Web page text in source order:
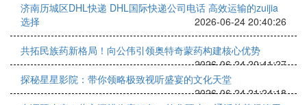
济南历城区DHL快递 DHL国际快递公司电话 高效运输的zuijia
选择
2026-06-24 20:40:26
共拓民族药新格局！向公伟引领奥特奇蒙药构建核心优势
2026-06-24 20:41:27
探秘星星影院：带你领略极致视听盛宴的文化天堂
2026-06-24 21:24:18